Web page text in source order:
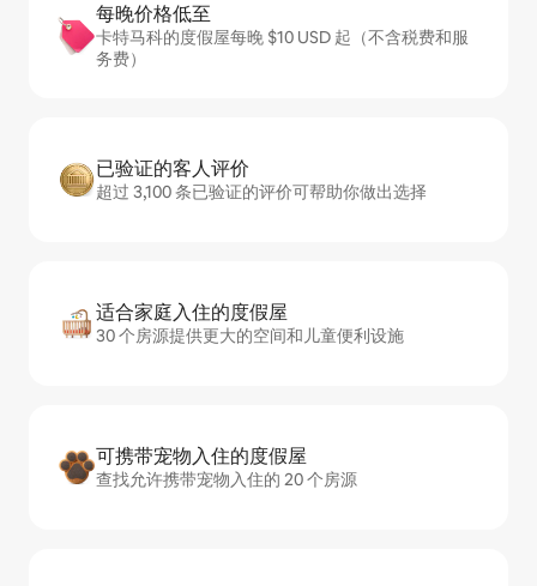
每晚价格低至
卡特马科的度假屋每晚 $10 USD 起（不含税费和服
务费）
已验证的客人评价
超过 3,100 条已验证的评价可帮助你做出选择
适合家庭入住的度假屋
30 个房源提供更大的空间和儿童便利设施
可携带宠物入住的度假屋
查找允许携带宠物入住的 20 个房源